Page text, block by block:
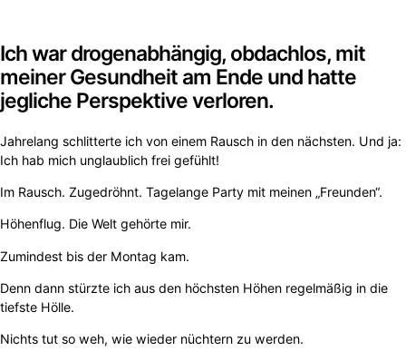
Ich war drogenabhängig, obdachlos, mit
meiner Gesundheit am Ende und hatte
jegliche Perspektive verloren.
Jahrelang schlitterte ich von einem Rausch in den nächsten. Und ja:
Ich hab mich unglaublich frei gefühlt!
Im Rausch. Zugedröhnt. Tagelange Party mit meinen „Freunden“.
Höhenflug. Die Welt gehörte mir.
Zumindest bis der Montag kam.
Denn dann stürzte ich aus den höchsten Höhen regelmäßig in die
tiefste Hölle.
Nichts tut so weh, wie wieder nüchtern zu werden.